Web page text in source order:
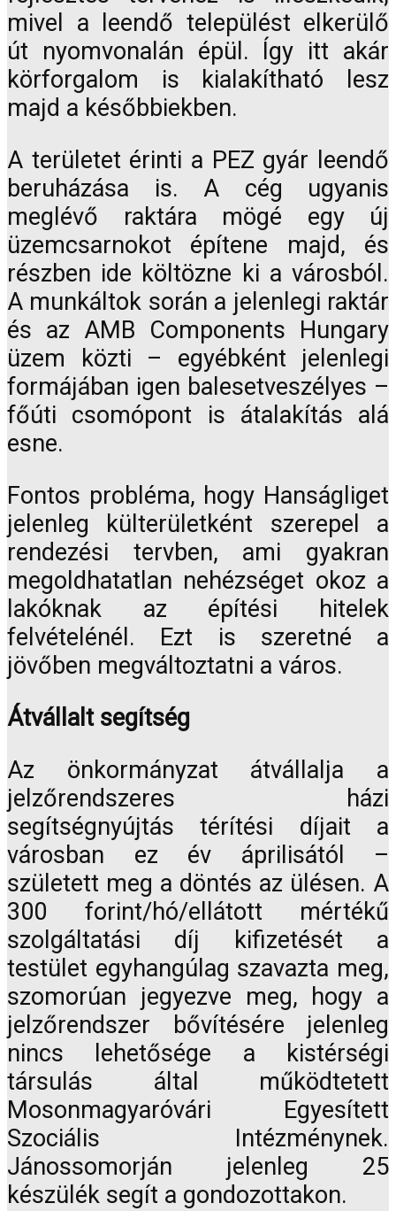
mivel a leendő települést elkerülő
út nyomvonalán épül. Így itt akár
körforgalom is kialakítható lesz
majd a későbbiekben.
A területet érinti a PEZ gyár leendő
beruházása is. A cég ugyanis
meglévő raktára mögé egy új
üzemcsarnokot építene majd, és
részben ide költözne ki a városból.
A munkáltok során a jelenlegi raktár
és az AMB Components Hungary
üzem közti – egyébként jelenlegi
formájában igen balesetveszélyes –
főúti csomópont is átalakítás alá
esne.
Fontos probléma, hogy Hanságliget
jelenleg külterületként szerepel a
rendezési tervben, ami gyakran
megoldhatatlan nehézséget okoz a
lakóknak az építési hitelek
felvételénél. Ezt is szeretné a
jövőben megváltoztatni a város.
Átvállalt segítség
Az önkormányzat átvállalja a
jelzőrendszeres házi
segítségnyújtás térítési díjait a
városban ez év áprilisától –
született meg a döntés az ülésen. A
300 forint/hó/ellátott mértékű
szolgáltatási díj kifizetését a
testület egyhangúlag szavazta meg,
szomorúan jegyezve meg, hogy a
jelzőrendszer bővítésére jelenleg
nincs lehetősége a kistérségi
társulás által működtetett
Mosonmagyaróvári Egyesített
Szociális Intézménynek.
Jánossomorján jelenleg 25
készülék segít a gondozottakon.